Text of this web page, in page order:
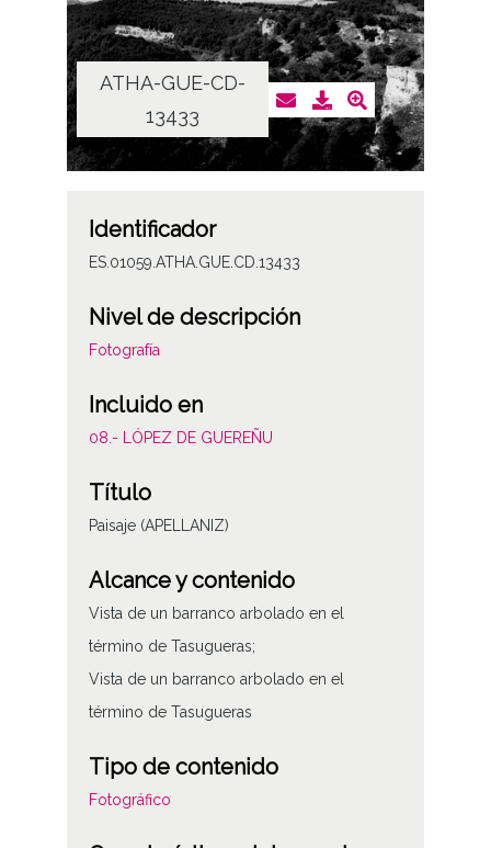
ATHA-GUE-CD-
13433
Identificador
ES.01059.ATHA.GUE.CD.13433
Nivel de descripción
Fotografía
Incluido en
08.- LÓPEZ DE GUEREÑU
Título
Paisaje (APELLANIZ)
Alcance y contenido
Vista de un barranco arbolado en el
término de Tasugueras;
Vista de un barranco arbolado en el
término de Tasugueras
Tipo de contenido
Fotográfico